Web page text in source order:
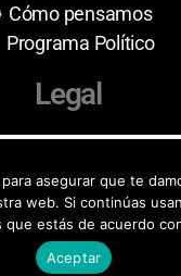
Cómo pensamos
Programa Político
Legal
asegurar que te
web. Si continúas
que estás de acuerdo
Aceptar